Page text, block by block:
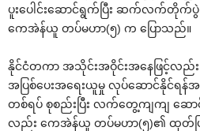
ပူးပေါင်းဆောင်ရွက်ပြီး ဆက်လက်တိုက်ပွဲ
ကေအဲန်ယူ တပ်မဟာ(၅) က ပြောသည်။
နိုင်ငံတကာ အသိုင်းအဝိုင်းအနေဖြင့်လည်
အပြစ်ပေးအရေးယူမှု လုပ်ဆောင်နိုင်ရ
တစ်ရပ် စုစည်းပြီး လက်တွေ့ကျကျ ဆော
လည်း ကေအဲန်ယူ တပ်မဟာ(၅)၏ ထုတ်ပြ